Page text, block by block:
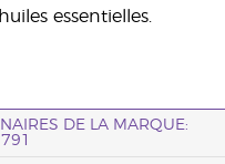
essentielles.
DE LA MARQUE: